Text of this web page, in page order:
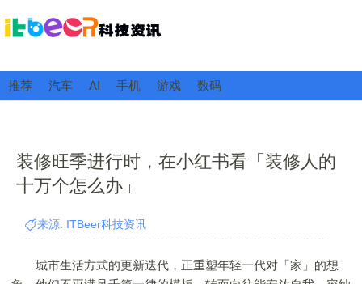
推荐 汽车 AI 手机 游戏 数码
装修旺季进行时，在小红书看「装修人的
十万个怎么办」
来源: ITBeer科技资讯
城市生活方式的更新迭代，正重塑年轻一代对「家」的想